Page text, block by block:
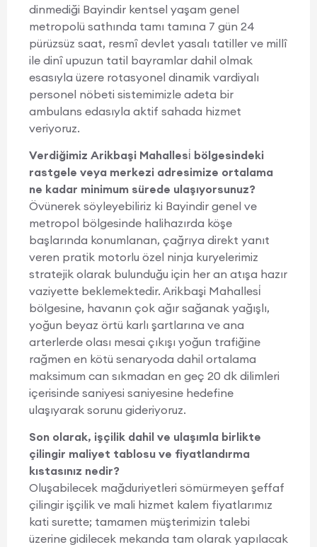
dinmediği Bayindir kentsel yaşam genel
metropolü sathında tamı tamına 7 gün 24
pürüzsüz saat, resmî devlet yasalı tatiller ve millî
ile dinî upuzun tatil bayramlar dahil olmak
esasıyla üzere rotasyonel dinamik vardiyalı
personel nöbeti sistemimizle adeta bir
ambulans edasıyla aktif sahada hizmet
veriyoruz.
Verdiğimiz Arikbaşi Mahallesi̇ bölgesindeki
rastgele veya merkezi adresimize ortalama
ne kadar minimum sürede ulaşıyorsunuz?
Övünerek söyleyebiliriz ki Bayindir genel ve
metropol bölgesinde halihazırda köşe
başlarında konumlanan, çağrıya direkt yanıt
veren pratik motorlu özel ninja kuryelerimiz
stratejik olarak bulunduğu için her an atışa hazır
vaziyette beklemektedir. Arikbaşi Mahallesi̇
bölgesine, havanın çok ağır sağanak yağışlı,
yoğun beyaz örtü karlı şartlarına ve ana
arterlerde olası mesai çıkışı yoğun trafiğine
rağmen en kötü senaryoda dahil ortalama
maksimum can sıkmadan en geç 20 dk dilimleri
içerisinde saniyesi saniyesine hedefine
ulaşıyarak sorunu gideriyoruz.
Son olarak, işçilik dahil ve ulaşımla birlikte
çilingir maliyet tablosu ve fiyatlandırma
kıstasınız nedir?
Oluşabilecek mağduriyetleri sömürmeyen şeffaf
çilingir işçilik ve mali hizmet kalem fiyatlarımız
kati surette; tamamen müşterimizin talebi
üzerine gidilecek mekanda tam olarak yapılacak